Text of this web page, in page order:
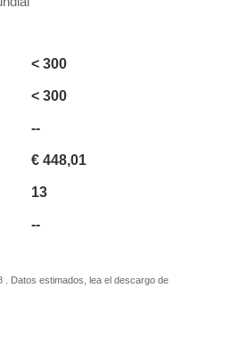
< 300
< 300
--
€ 448,01
13
--
. Datos estimados, lea el descargo de